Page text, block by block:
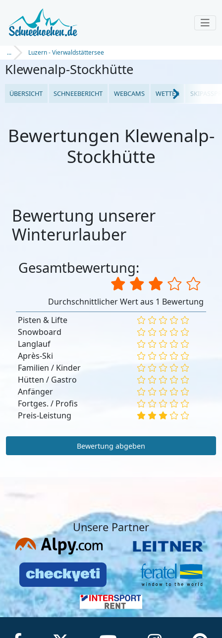
... Luzern - Vierwaldstättersee
Klewenalp-Stockhütte
ÜBERSICHT SCHNEEBERICHT WEBCAMS WETTER
Bewertungen Klewenalp-
Stockhütte
Bewertung unserer
Winterurlauber
Gesamtbewertung:
Durchschnittlicher Wert aus 1 Bewertung
Pisten & Lifte
Snowboard
Langlauf
Après-Ski
Familien / Kinder
Hütten / Gastro
Anfänger
Fortges. / Profis
Preis-Leistung
Bewertung abgeben
Unsere Partner